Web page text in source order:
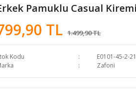
Pamuklu Casual
TL 1.499,90 TL
Kodu
E0101-45-2-
Zafoni